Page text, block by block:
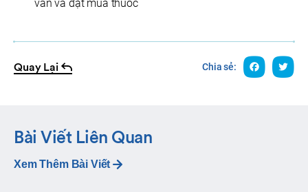
vấn và đặt mua thuốc
Quay Lại Chia sẻ:
Bài Viết Liên Quan
Xem Thêm Bài Viết